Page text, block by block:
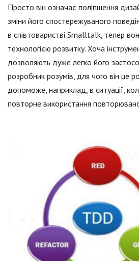
Просто він означає поліпшення
зміни його спостережуваного
в співтоваристві Smalltalk, тепер
технологією розвитку. Хоча
дозволяють дуже легко його
розробник розумів, для чого він це
допоможе, наприклад, в ситуації,
повторне використання